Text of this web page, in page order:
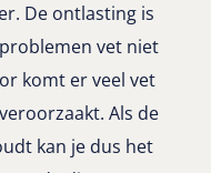
De ontlasting is
vet niet
komt er veel vet
Als de
kan je dus het